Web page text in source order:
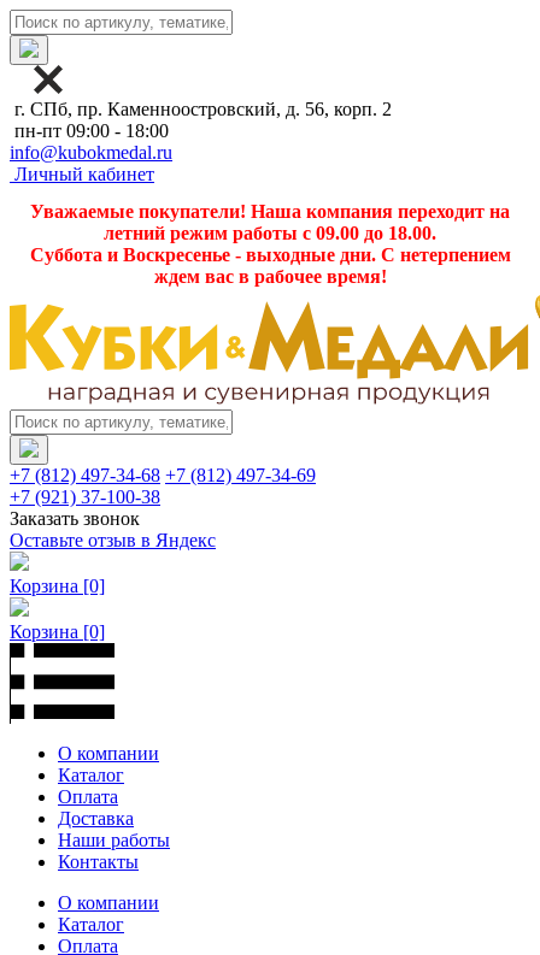
г. СПб, пр. Каменноостровский, д. 56, корп. 2
пн-пт 09:00 - 18:00
info@kubokmedal.ru
Личный кабинет
Уважаемые покупатели! Наша компания переходит на
летний режим работы с 09.00 до 18.00.
Суббота и Воскресенье - выходные дни. С нетерпением
ждем вас в рабочее время!
+7 (812) 497-34-68 +7 (812) 497-34-69
+7 (921) 37-100-38
Заказать звонок
Оставьте отзыв в Яндекс
Корзина [0]
Корзина [0]
О компании
Каталог
Оплата
Доставка
Наши работы
Контакты
О компании
Каталог
Оплата